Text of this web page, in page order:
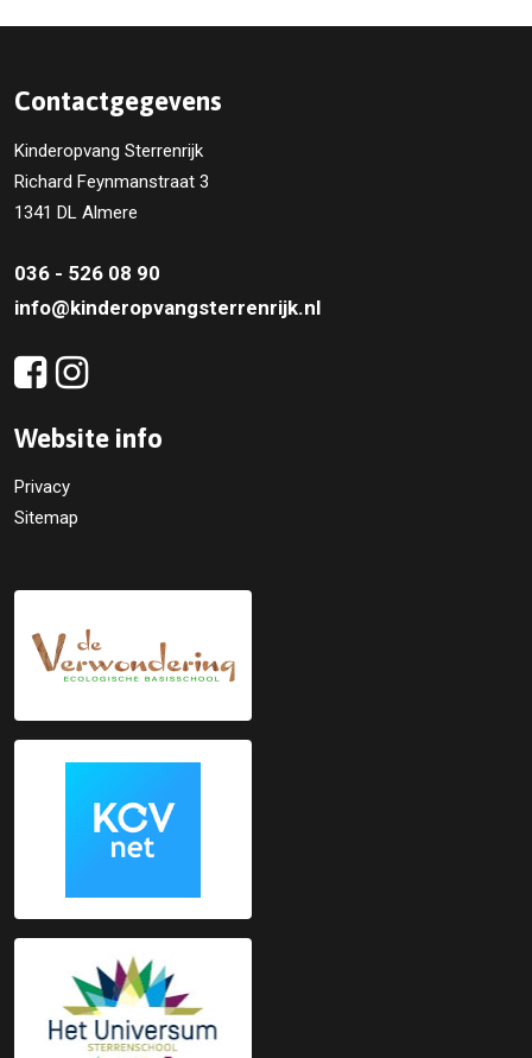
Contactgegevens
Kinderopvang Sterrenrijk
Richard Feynmanstraat 3
1341 DL Almere
036 - 526 08 90
info@kinderopvangsterrenrijk.nl
Website info
Privacy
Sitemap